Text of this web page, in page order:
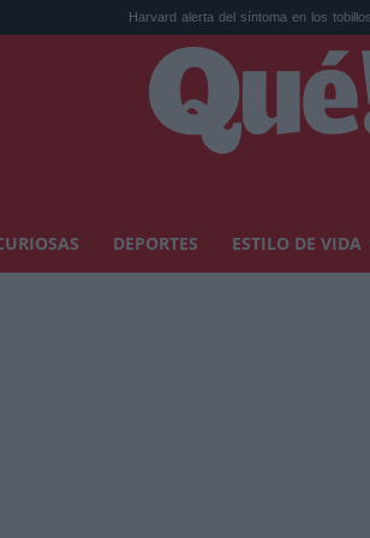
Harvard alerta del síntoma en los tobillos por el ... El
DEPORTES ESTILO DE VIDA